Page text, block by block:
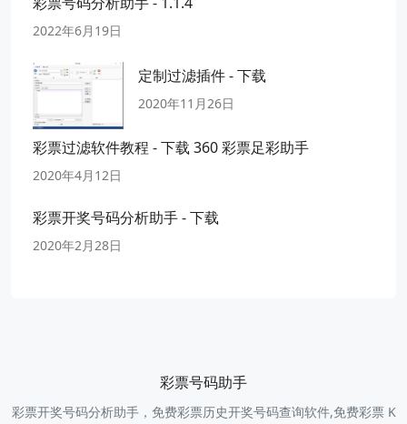
2022年6月19日
定制过滤插件 - 下载
2020年11月26日
彩票过滤软件教程 - 下载 360 彩票足彩助手
2020年4月12日
彩票开奖号码分析助手 - 下载
2020年2月28日
彩票号码助手
彩票开奖号码分析助手，免费彩票历史开奖号码查询软件,免费彩票 K